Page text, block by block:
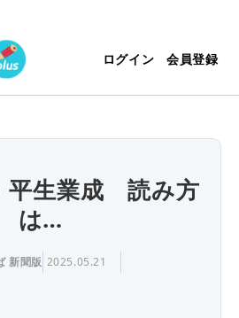
ログイン 会員登録
平生業成 読み方
は…
新聞版 2025.05.21